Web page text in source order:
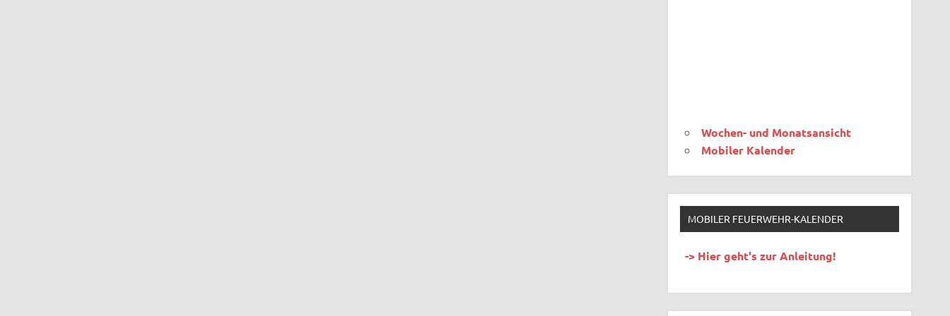
Wochen- und Monatsansicht
Mobiler Kalender
MOBILER FEUERWEHR-KALENDER
-> Hier geht's zur Anleitung!